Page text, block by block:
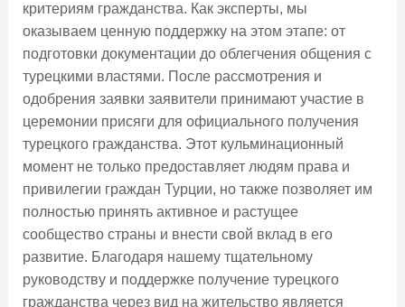
критериям гражданства. Как эксперты, мы
оказываем ценную поддержку на этом этапе: от
подготовки документации до облегчения общения с
турецкими властями. После рассмотрения и
одобрения заявки заявители принимают участие в
церемонии присяги для официального получения
турецкого гражданства. Этот кульминационный
момент не только предоставляет людям права и
привилегии граждан Турции, но также позволяет им
полностью принять активное и растущее
сообщество страны и внести свой вклад в его
развитие. Благодаря нашему тщательному
руководству и поддержке получение турецкого
гражданства через вид на жительство является